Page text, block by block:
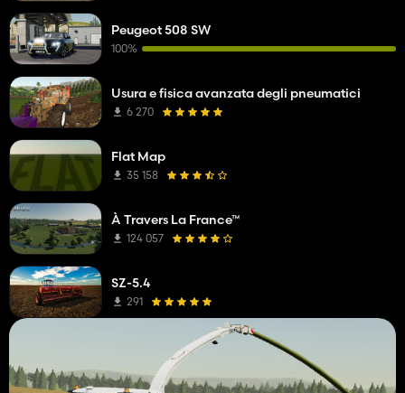
Peugeot 508 SW
100%
Usura e fisica avanzata degli pneumatici
6 270
Flat Map
35 158
À Travers La France™
124 057
SZ-5.4
291